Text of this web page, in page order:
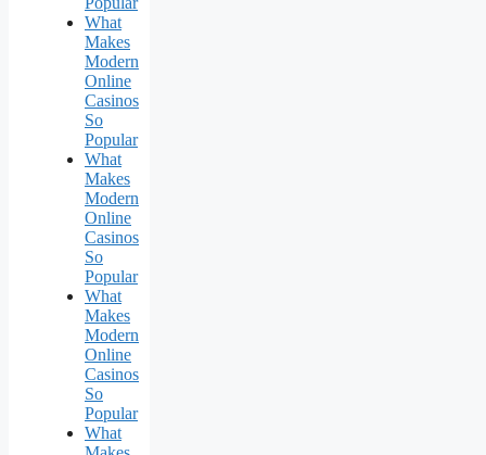
What
Makes
Modern
Online
Casinos
So
Popular
What
Makes
Modern
Online
Casinos
So
Popular
What
Makes
Modern
Online
Casinos
So
Popular
What